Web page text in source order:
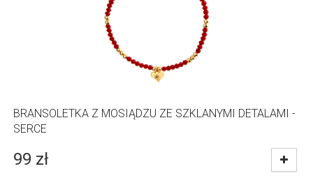
BRANSOLETKA Z MOSIĄDZU ZE SZKLANYMI DETALAMI -
SERCE
99 zł